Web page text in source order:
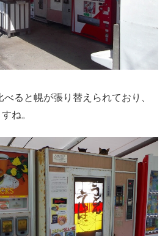
ると幌が張り替えられており、
ね。